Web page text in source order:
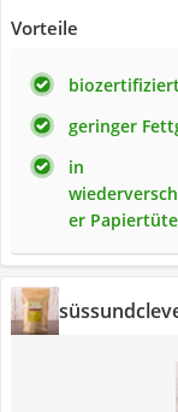
Vorteile
geringer
in
er Papiertüte